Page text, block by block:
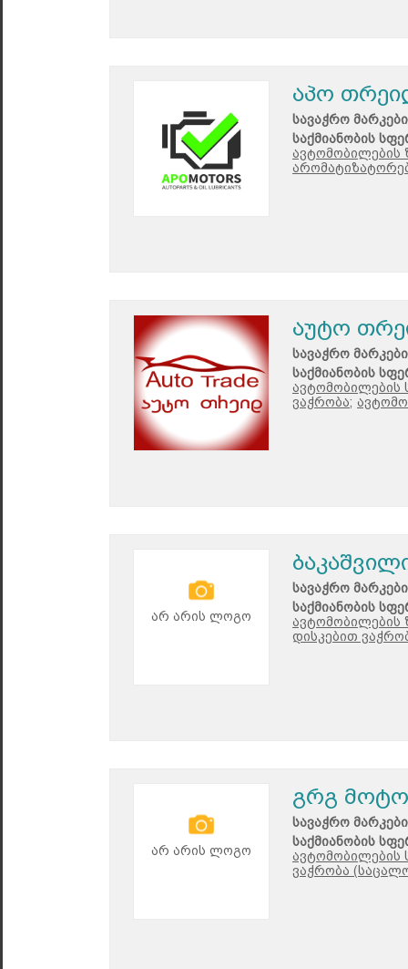
აპო
სავაჭრო
საქმიანობის
ავტომობილების
აუტო
სავაჭრო
საქმიანობის
ავტომობილების
ვაჭრობა;
არ არის ლოგო
სავაჭრო
საქმიანობის
ავტომობილების
დისკებით
არ არის ლოგო
გრგ
სავაჭრო
საქმიანობის
ავტომობილების
ვაჭრობა